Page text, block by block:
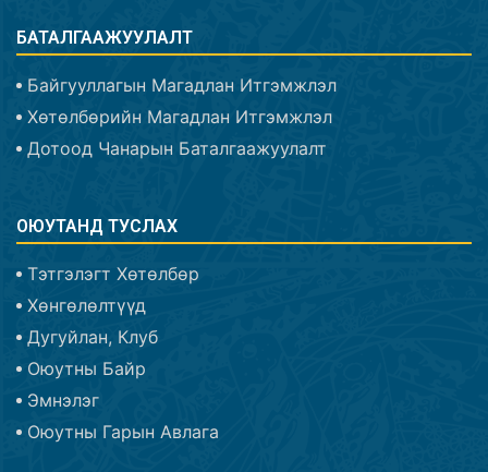
БАТАЛГААЖУУЛАЛТ
Байгууллагын Магадлан Итгэмжлэл
Хөтөлбөрийн Магадлан Итгэмжлэл
Дотоод Чанарын Баталгаажуулалт
ОЮУТАНД ТУСЛАХ
Тэтгэлэгт Хөтөлбөр
Хөнгөлөлтүүд
Дугуйлан, Клуб
Оюутны Байр
Эмнэлэг
Оюутны Гарын Авлага